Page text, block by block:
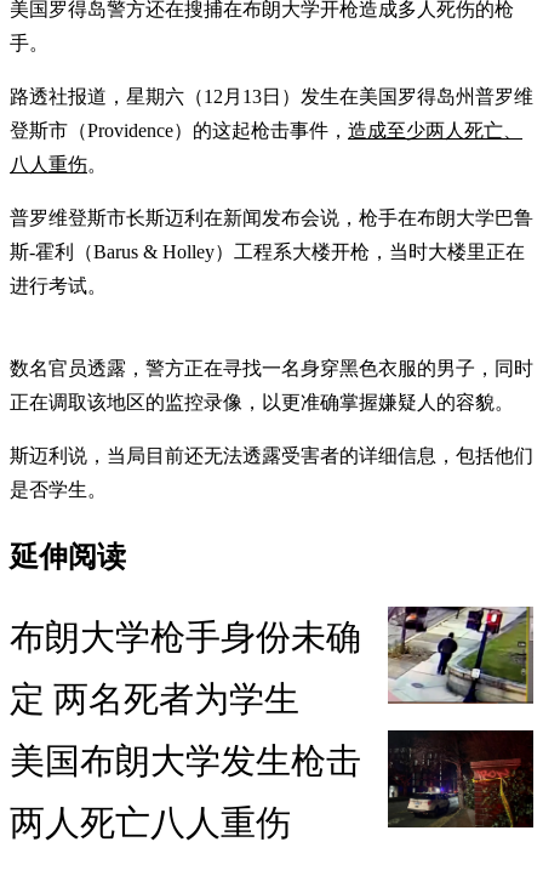
美国罗得岛警方还在搜捕在布朗大学开枪造成多人死伤的枪
手。
路透社报道，星期六（12月13日）发生在美国罗得岛州普罗维
登斯市（Providence）的这起枪击事件， 造成至少两人死亡、
八人重伤。
普罗维登斯市长斯迈利在新闻发布会说，枪手在布朗大学巴鲁
斯-霍利（Barus & Holley）工程系大楼开枪，当时大楼里正在
进行考试。
数名官员透露，警方正在寻找一名身穿黑色衣服的男子，同时
正在调取该地区的监控录像，以更准确掌握嫌疑人的容貌。
斯迈利说，当局目前还无法透露受害者的详细信息，包括他们
是否学生。
延伸阅读
布朗大学枪手身份未确
定 两名死者为学生
美国布朗大学发生枪击
两人死亡八人重伤